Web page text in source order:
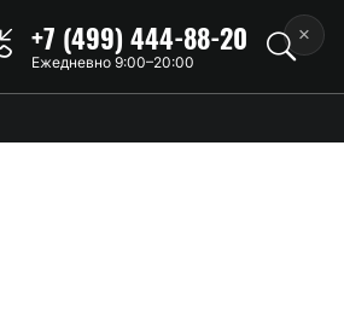
+7 (499) 444-88-20
Ежедневно 9:00–20:00
×